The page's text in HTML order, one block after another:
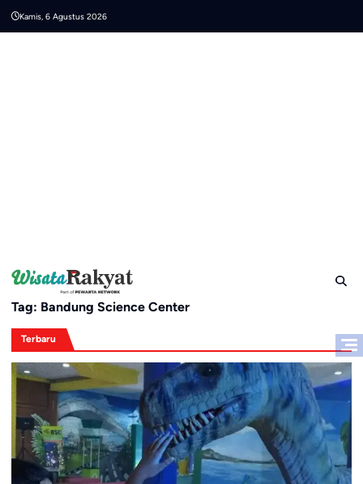
Kamis, 6 Agustus 2026
Tag: Bandung Science Center
Terbaru